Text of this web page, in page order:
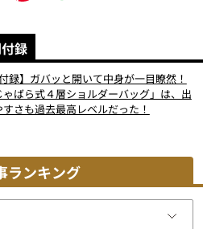
録
録】ガバッと開いて中身が一目瞭然！
ばら式４層ショルダーバッグ」は、出
さも過去最高レベルだった！
ランキング